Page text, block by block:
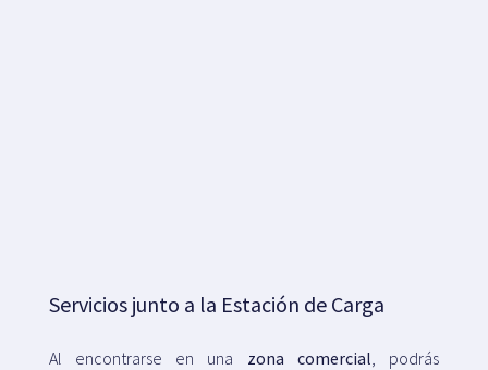
Servicios junto a la Estación de Carga
Al encontrarse en una zona comercial , podrás